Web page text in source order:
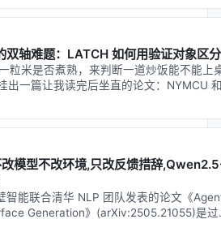
谁来评判fold后的摘要是否保留
息？Self-GC用投影图验证结
完整性呢？
本：覆盖哪些场景？跨多少个任
说明多大的问题？
协作：Self-GC处理的是"活跃上
），但长期经验存储在别
？
理的调度开销在中等轮次（50-
多少？
双轴难题：LATCH 如何用验证对象区
粒米是否煮熟，来判断一道炒饭能不能
出一篇让我读完后坐直的论文：NYMCU
模型不改环境,只改反馈措辞
智能联合清华 NLP 团队发表的论文《
Generation》(arXiv:2505.21055)是